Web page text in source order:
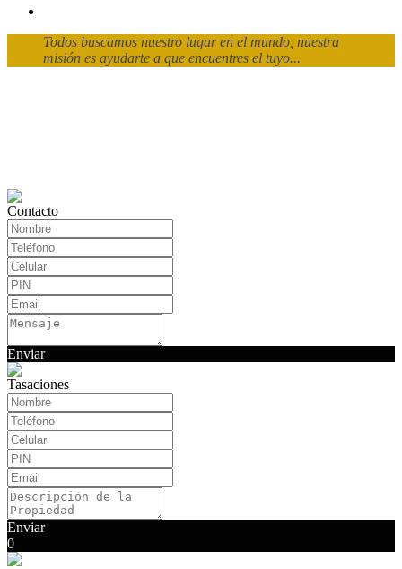
Todos buscamos nuestro lugar en el mundo, nuestra
misión es ayudarte a que encuentres el tuyo...
Contacto
Enviar
Tasaciones
Enviar
0